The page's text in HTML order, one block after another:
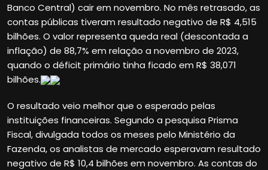
Banco Central) cair em novembro. No mês retrasado, as
contas públicas tiveram resultado negativo de R$ 4,515
bilhões. O valor representa queda real (descontada a
inflação) de 88,7% em relação a novembro de 2023,
quando o déficit primário tinha ficado em R$ 38,071
bilhões.
O resultado veio melhor que o esperado pelas
instituições financeiras. Segundo a pesquisa Prisma
Fiscal, divulgada todos os meses pelo Ministério da
Fazenda, os analistas de mercado esperavam resultado
negativo de R$ 10,4 bilhões em novembro. As contas do